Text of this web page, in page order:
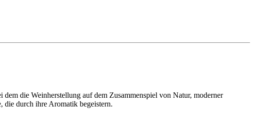
die Weinherstellung auf dem Zusammenspiel von Natur, moderner
die durch ihre Aromatik begeistern.